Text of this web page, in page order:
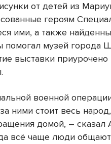
от детей из
героям
ими, а также
помогал музей города
выставки
военной
ними стоит весь
домой, – сказал
всё чаще люди